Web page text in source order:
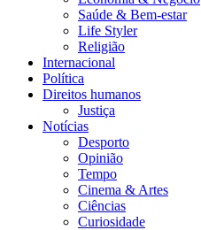
Saúde & Bem-estar
Life Styler
Religião
Internacional
Política
Direitos humanos
Justiça
Notícias
Desporto
Opinião
Tempo
Cinema & Artes
Ciências
Curiosidade